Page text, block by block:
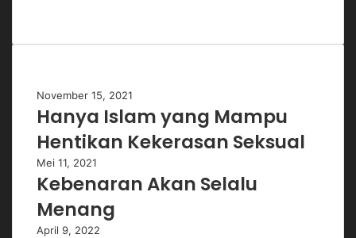
November 15, 2021
Hanya Islam yang Mampu
Hentikan Kekerasan Seksual
Mei 11, 2021
Kebenaran Akan Selalu
Menang
April 9, 2022